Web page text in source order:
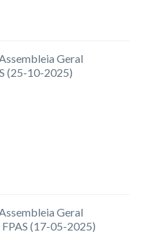
Geral
(25-10-2025)
Geral
(17-05-2025)